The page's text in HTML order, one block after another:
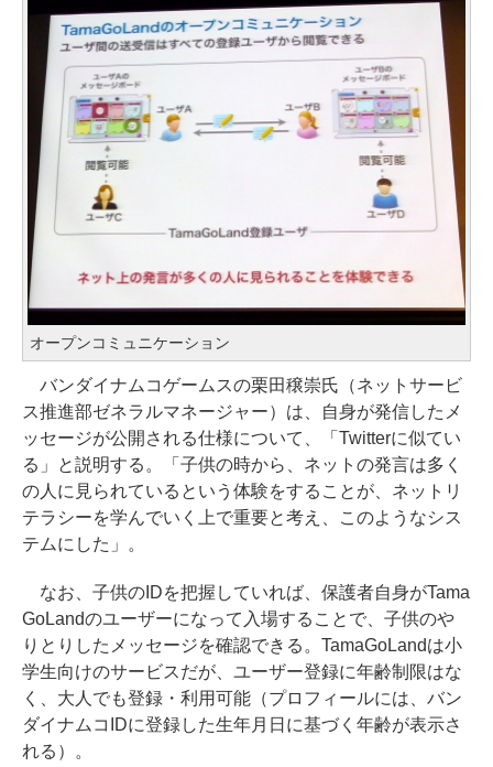
オープンコミュニケーション
バンダイナムコゲームスの栗田穣崇氏（ネットサービ
ス推進部ゼネラルマネージャー）は、自身が発信したメ
ッセージが公開される仕様について、「Twitterに似てい
る」と説明する。「子供の時から、ネットの発言は多く
の人に見られているという体験をすることが、ネットリ
テラシーを学んでいく上で重要と考え、このようなシス
テムにした」。
なお、子供のIDを把握していれば、保護者自身がTama
GoLandのユーザーになって入場することで、子供のや
りとりしたメッセージを確認できる。TamaGoLandは小
学生向けのサービスだが、ユーザー登録に年齢制限はな
く、大人でも登録・利用可能（プロフィールには、バン
ダイナムコIDに登録した生年月日に基づく年齢が表示さ
れる）。